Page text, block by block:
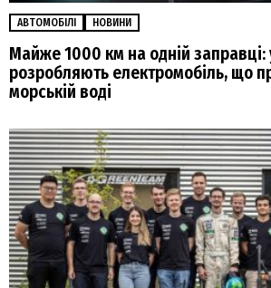
АВТОМОБІЛІ НОВИНИ
Майже 1000 км на одній заправці:
розробляють електромобіль, що
морській воді